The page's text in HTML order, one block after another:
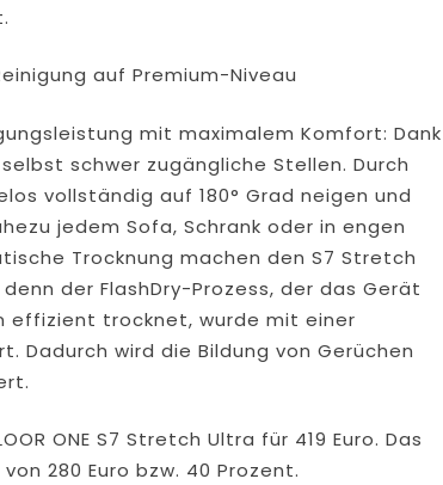
auf Premium-Niveau
mit maximalem Komfort: Dank
schwer zugängliche Stellen. Durch
vollständig auf 180° Grad neigen und
jedem Sofa, Schrank oder in engen
Trocknung machen den S7 Stretch
der FlashDry-Prozess, der das Gerät
effizient trocknet, wurde mit einer
Dadurch wird die Bildung von Gerüchen
ONE S7 Stretch Ultra für 419 Euro. Das
280 Euro bzw. 40 Prozent.